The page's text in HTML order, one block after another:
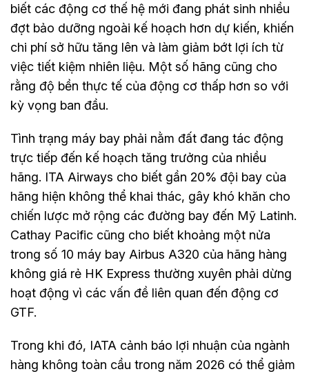
biết các động cơ thế hệ mới đang phát sinh nhiều
đợt bảo dưỡng ngoài kế hoạch hơn dự kiến, khiến
chi phí sở hữu tăng lên và làm giảm bớt lợi ích từ
việc tiết kiệm nhiên liệu. Một số hãng cũng cho
rằng độ bền thực tế của động cơ thấp hơn so với
kỳ vọng ban đầu.
Tình trạng máy bay phải nằm đất đang tác động
trực tiếp đến kế hoạch tăng trưởng của nhiều
hãng. ITA Airways cho biết gần 20% đội bay của
hãng hiện không thể khai thác, gây khó khăn cho
chiến lược mở rộng các đường bay đến Mỹ Latinh.
Cathay Pacific cũng cho biết khoảng một nửa
trong số 10 máy bay Airbus A320 của hãng hàng
không giá rẻ HK Express thường xuyên phải dừng
hoạt động vì các vấn đề liên quan đến động cơ
GTF.
Trong khi đó, IATA cảnh báo lợi nhuận của ngành
hàng không toàn cầu trong năm 2026 có thể giảm